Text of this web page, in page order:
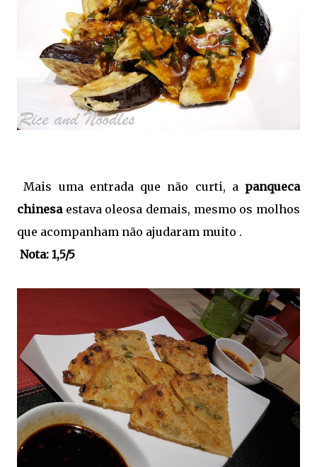
Mais uma entrada que não curti, a panqueca
chinesaestava oleosa demais, mesmo os molhos
que acompanham não ajudaram muito .
Nota: 1,5/5